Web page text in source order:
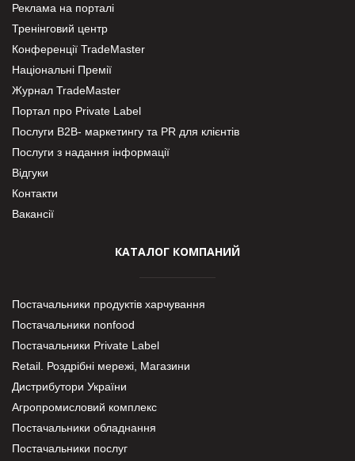
Реклама на порталі
Тренінговий центр
Конференції TradeMaster
Національні Премії
Журнал TradeMaster
Портал про Private Label
Послуги В2В- маркетингу та PR для клієнтів
Послуги з надання інформації
Відгуки
Контакти
Вакансії
КАТАЛОГ КОМПАНИЙ
Постачальники продуктів харчування
Постачальники nonfood
Постачальники Private Label
Retail. Роздрібні мережі, Магазини
Дистрибутори України
Агропромисловий комплекс
Постачальники обладнання
Постачальники послуг